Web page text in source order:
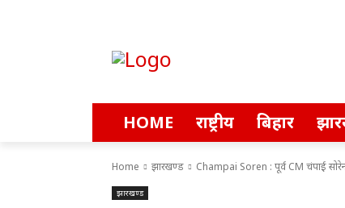
HOME राष्ट्रीय बिहार
Home झारखण्ड Champai Soren : पूर्व CM चंपाई
झारखण्ड